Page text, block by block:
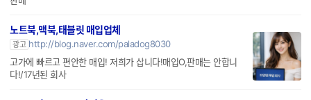
판매
노트북,맥북,태블릿 매입업체
광고 http://blog.naver.com/paladog8030